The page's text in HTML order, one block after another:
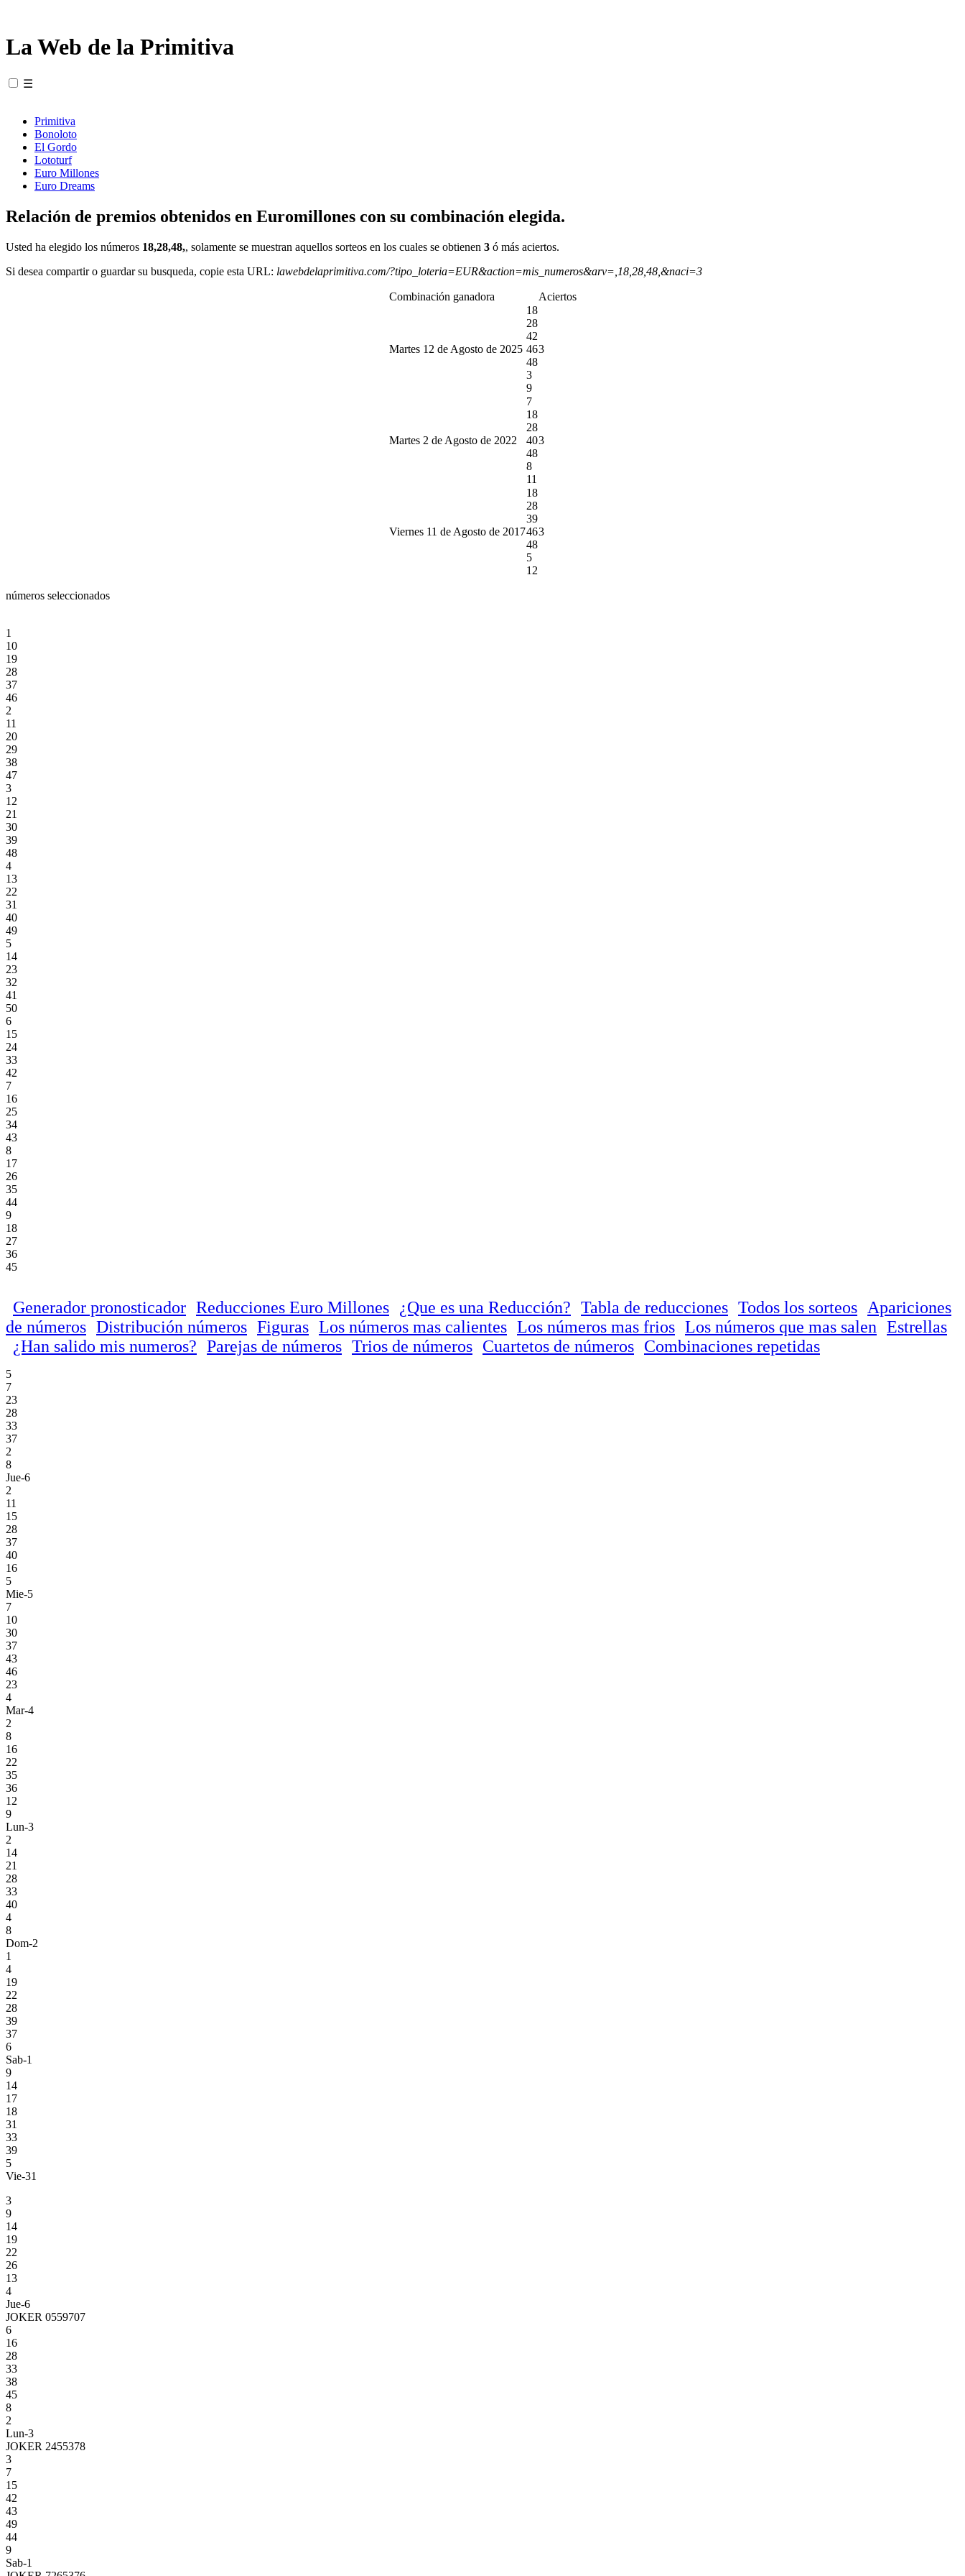
La Web de la Primitiva
☰
Primitiva
Bonoloto
El Gordo
Lototurf
Euro Millones
Euro Dreams
Relación de premios obtenidos en Euromillones con su combinación elegida.
Usted ha elegido los números 18,28,48,, solamente se muestran aquellos sorteos en los cuales se obtienen 3 ó más aciertos.
Si desea compartir o guardar su busqueda, copie esta URL: lawebdelaprimitiva.com/?tipo_loteria=EUR&action=mis_numeros&arv=,18,28,48,&naci=3
Combinación ganadora Aciertos
Martes 12 de Agosto de 2025
18
28
42
46
48
3
9
3
Martes 2 de Agosto de 2022
7
18
28
40
48
8
11
3
Viernes 11 de Agosto de 2017
18
28
39
46
48
5
12
3
números seleccionados
1
10
19
28
37
46
2
11
20
29
38
47
3
12
21
30
39
48
4
13
22
31
40
49
5
14
23
32
41
50
6
15
24
33
42
7
16
25
34
43
8
17
26
35
44
9
18
27
36
45
Generador pronosticador Reducciones Euro Millones ¿Que es una Reducción? Tabla de reducciones Todos los sorteos
Apariciones
de números Distribución números Figuras Los números mas calientes Los números mas frios Los números que mas salen Estrellas
¿Han salido mis numeros? Parejas de números Trios de números Cuartetos de números Combinaciones repetidas
5
7
23
28
33
37
2
8
Jue-6
2
11
15
28
37
40
16
5
Mie-5
7
10
30
37
43
46
23
4
Mar-4
2
8
16
22
35
36
12
9
Lun-3
2
14
21
28
33
40
4
8
Dom-2
1
4
19
22
28
39
37
6
Sab-1
9
14
17
18
31
33
39
5
Vie-31
3
9
14
19
22
26
13
4
Jue-6
JOKER 0559707
6
16
28
33
38
45
8
2
Lun-3
JOKER 2455378
3
7
15
42
43
49
44
9
Sab-1